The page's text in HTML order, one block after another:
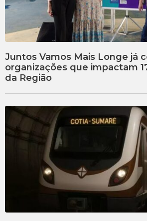
Juntos Vamos Mais Longe já
organizações que impactam
da Região